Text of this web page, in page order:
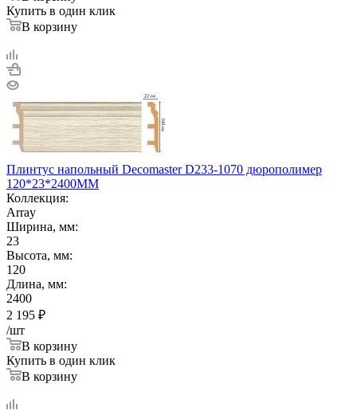
Купить в один клик
В корзину
Плинтус напольный Decomaster D233-1070 дюрополимер
120*23*2400ММ
Коллекция:
Array
Ширина, мм:
23
Высота, мм:
120
Длина, мм:
2400
2 195 ₽
/шт
В корзину
Купить в один клик
В корзину